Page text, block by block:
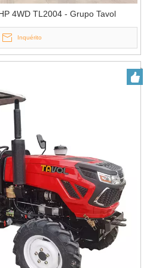
4WD TL2004 - Grupo Tavol
Inquérito